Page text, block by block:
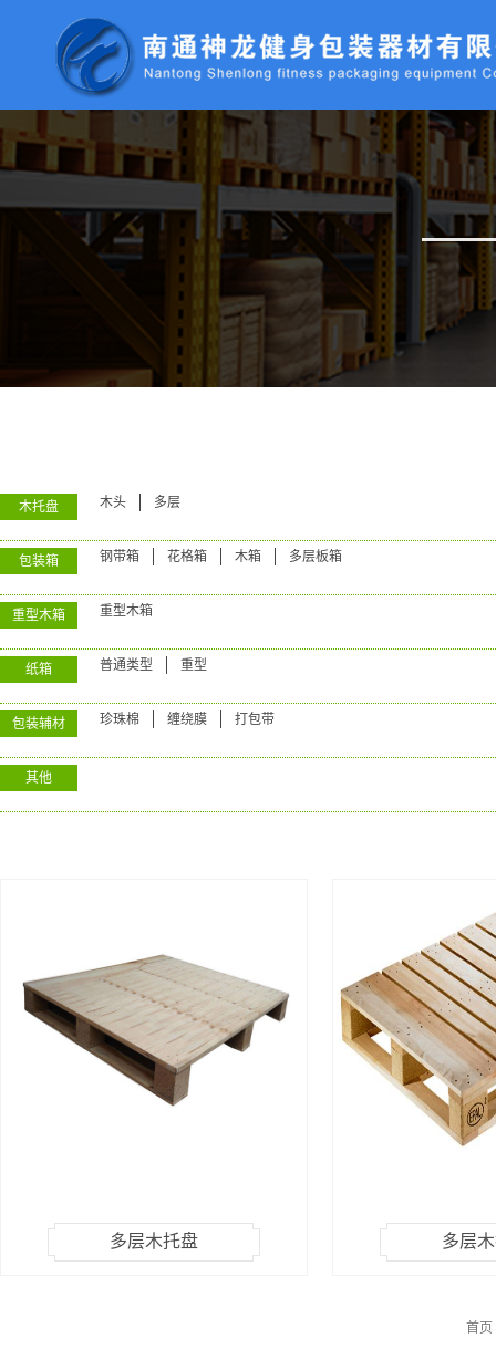
木托盘 木头 多层
包装箱 钢带箱 花格箱 木箱 多层板箱
重型木箱 重型木箱
纸箱 普通类型 重型
包装辅材 珍珠棉 缠绕膜 打包带
其他
多层木托盘 多层
首页